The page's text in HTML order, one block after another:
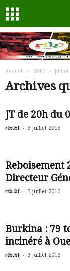
Accueil 2016 juillet
Archives
JT de 20h du
rtb.bf - 3 juillet 2016
Reboisement
Directeur
rtb.bf - 3 juillet 2016
Burkina : 79
incinéré à
rtb.bf - 3 juillet 2016